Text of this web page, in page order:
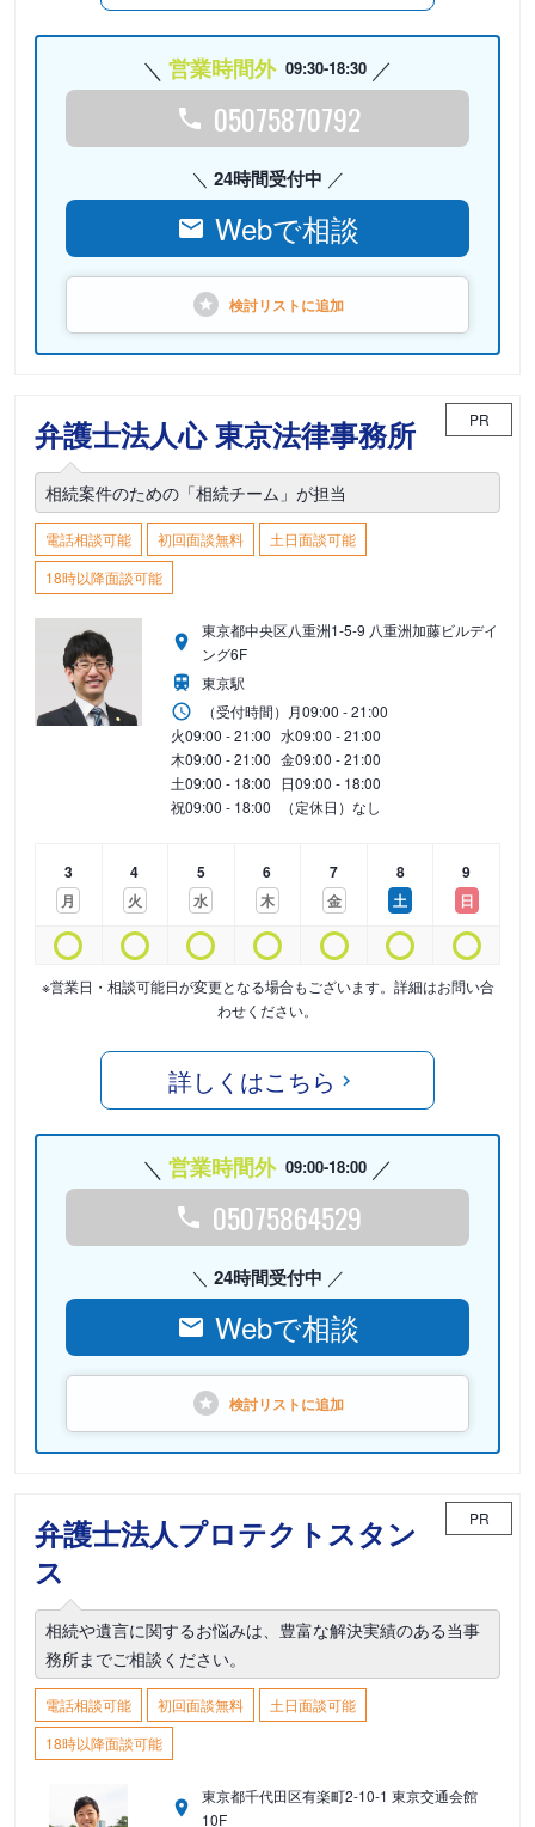
営業時間外 09:30-18:30
05075870792
24時間受付中
Webで相談
検討リストに追加
弁護士法人心 東京法律事務所 PR
相続案件のための「相続チーム」が担当
電話相談可能 初回面談無料
土日面談可能
18時以降面談可能
東京都中央区八重洲1-5-9 八重洲加藤ビルデイ
ング6F
東京駅
（受付時間） 月09:00 - 21:00
火09:00 - 21:00 水09:00 - 21:00
木09:00 - 21:00 金09:00 - 21:00
土09:00 - 18:00 日09:00 - 18:00
祝09:00 - 18:00 （定休日）なし
3
月
4
火
5
水
6
木
7
金
8
土
9
日
※営業日・相談可能日が変更となる場合もございます。詳細はお問い合
わせください。
詳しくはこちら
営業時間外 09:00-18:00
05075864529
24時間受付中
Webで相談
検討リストに追加
弁護士法人プロテクトスタン
ス
PR
相続や遺言に関するお悩みは、豊富な解決実績のある当事
務所までご相談ください。
電話相談可能 初回面談無料
土日面談可能
18時以降面談可能
東京都千代田区有楽町2-10-1 東京交通会館
10F